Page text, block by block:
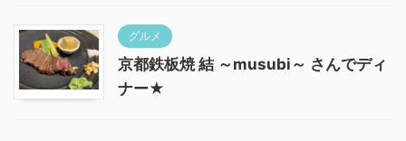
グルメ
京都鉄板焼 結 ～musubi～ さんでディ
ナー★